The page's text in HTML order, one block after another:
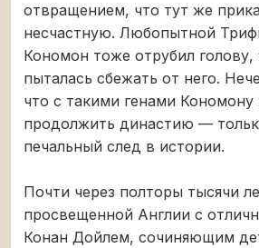
отвращением, что тут же
несчастную. Любопытной
Кономон тоже отрубил голову,
пыталась сбежать от него.
что с такими генами Кономону
продолжить династию —
печальный след в истории.
Почти через полторы тысячи
просвещенной Англии с
Конан Дойлем, сочиняющим